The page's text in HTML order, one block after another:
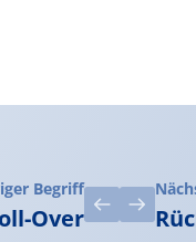
Begriff
Over